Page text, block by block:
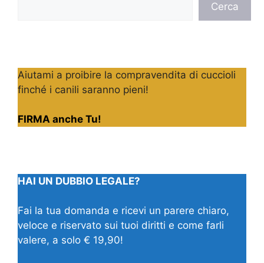
Cerca
Aiutami a proibire la compravendita di cuccioli
finché i canili saranno pieni!
FIRMA anche Tu!
HAI UN DUBBIO LEGALE?
Fai la tua domanda e ricevi un parere chiaro,
veloce e riservato sui tuoi diritti e come farli
valere, a solo € 19,90!